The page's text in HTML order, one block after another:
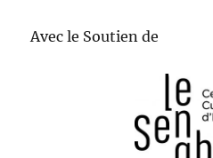
Avec le Soutien de